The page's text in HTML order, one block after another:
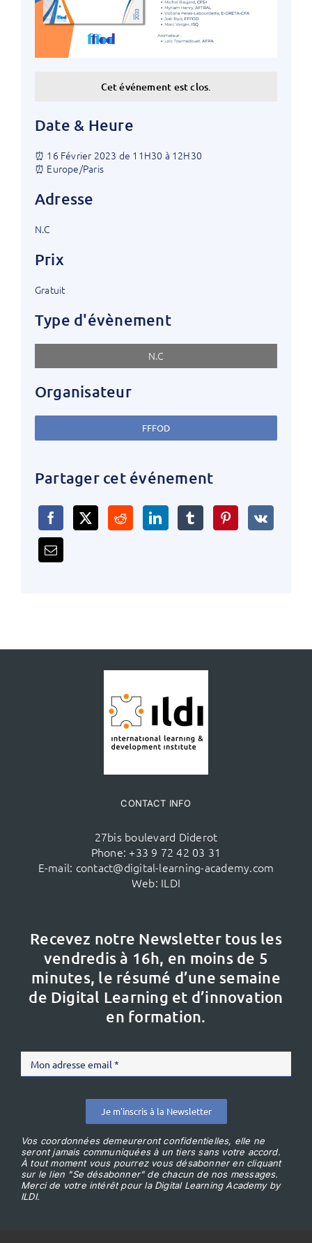
Cet événement est clos.
Date & Heure
⏰ 16 Février 2023 de 11H30 à 12H30
⏰ Europe/Paris
Adresse
N.C
Prix
Gratuit
Type d'évènement
N.C
Organisateur
FFFOD
Partager cet événement
CONTACT INFO
27bis boulevard Diderot
Phone: +33 9 72 42 03 31
E-mail: contact@digital-learning-academy.com
Web: ILDI
Recevez notre Newsletter tous les
vendredis à 16h, en moins de 5
minutes, le résumé d’une semaine
de Digital Learning et d’innovation
en formation.
Je m'inscris à la Newsletter
Vos coordonnées demeureront confidentielles, elle ne
seront jamais communiquées à un tiers sans votre accord.
À tout moment vous pourrez vous désabonner en cliquant
sur le lien "Se désabonner" de chacun de nos messages.
Merci de votre intérêt pour la Digital Learning Academy by
ILDI.